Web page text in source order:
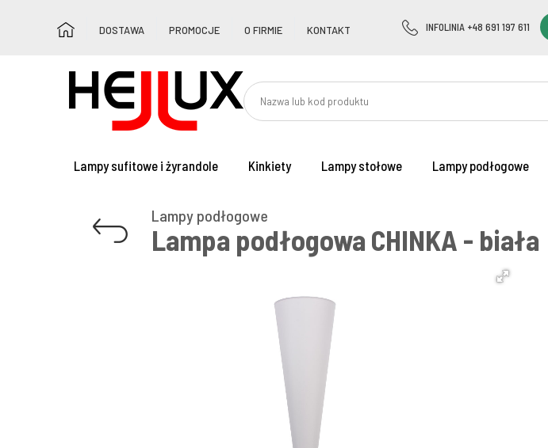
DOSTAWA PROMOCJE O FIRMIE KONTAKT INFOLINIA +48 691 197 611
Lampy sufitowe i żyrandole Kinkiety Lampy stołowe Lampy podłogowe
Lampy podłogowe
Lampa podłogowa CHINKA - biała